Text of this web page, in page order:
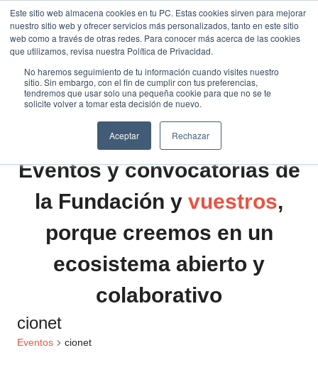
Este sitio web almacena cookies en tu PC. Estas cookies sirven para mejorar
nuestro sitio web y ofrecer servicios más personalizados, tanto en este sitio
web como a través de otras redes. Para conocer más acerca de las cookies
que utilizamos, revisa nuestra Política de Privacidad.
No haremos seguimiento de tu información cuando visites nuestro
sitio. Sin embargo, con el fin de cumplir con tus preferencias,
tendremos que usar solo una pequeña cookie para que no se te
solicite volver a tomar esta decisión de nuevo.
Aceptar Rechazar
Saltar
contenido
Eventos y convocatorias de
la Fundación y vuestros,
porque creemos en un
ecosistema abierto y
colaborativo
cionet
Eventos cionet
Traducir »